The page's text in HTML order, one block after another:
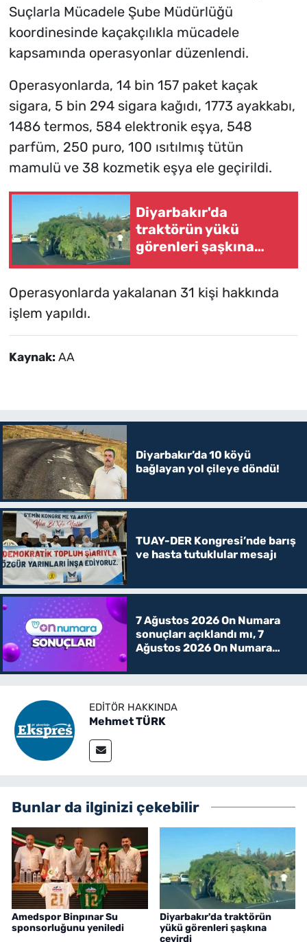
Suçlarla Mücadele Şube Müdürlüğü
koordinesinde kaçakçılıkla mücadele
kapsamında operasyonlar düzenlendi.
Operasyonlarda, 14 bin 157 paket kaçak
sigara, 5 bin 294 sigara kağıdı, 1773 ayakkabı,
1486 termos, 584 elektronik eşya, 548
parfüm, 250 puro, 100 ısıtılmış tütün
mamulü ve 38 kozmetik eşya ele geçirildi.
Diyarbakır'da
traktörün yükü
görenleri şaşkına
Operasyonlarda yakalanan 31 kişi hakkında
işlem yapıldı.
Kaynak: AA
Diyarbakır’da 10 köyü
bağlayan yol çileye döndü!
TUAY-DER Kongresi’nde barış
ve hasta tutuklular mesajı
7 Ağustos 2026 On Numara
sonuçları açıklandı mı, 7
Ağustos 2026 On Numara
EDITÖR HAKKINDA
Mehmet TÜRK
Bunlar da ilginizi çekebilir
Amedspor Binpınar Su
sponsorluğunu yeniledi
Diyarbakır'da traktörün
yükü görenleri şaşkına
çevirdi